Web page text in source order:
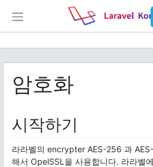
암호화
시작하기
라라벨의 encrypter AES-256 과
해서 OpelSSL을 사용합니다. 라라벨